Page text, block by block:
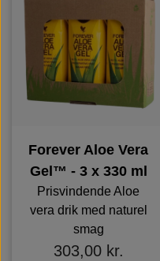
Forever Aloe Vera
Gel™ - 3 x 330 ml
Prisvindende Aloe
vera drik med naturel
smag
303,00 kr.